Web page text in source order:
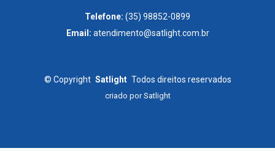
Telefone: (35) 98852-0899
Email: atendimento@satlight.com.br
© Copyright Satlight Todos direitos reservados
criado porSatlight